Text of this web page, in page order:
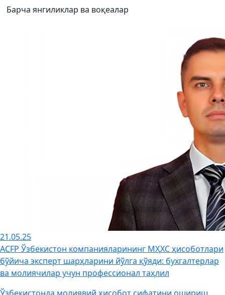
Барча янгиликлар ва воқеалар
21.05.25
ACFP Ўзбекистон компанияларининг МҲХС ҳисоботлари
бўйича эксперт шарҳларини йўлга қўяди: бухгалтерлар
ва молиячилар учун профессионал таҳлил